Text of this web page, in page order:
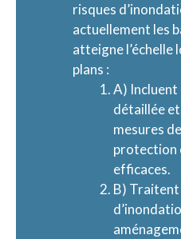
risques
actuellement les
atteigne l’échelle
plans :
A) Incluent
détaillée
mesures
protection
efficaces.
B) Traitent